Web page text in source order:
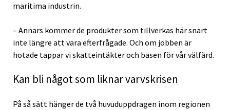
maritima industrin.
– Annars kommer de produkter som tillverkas här snart
inte längre att vara efterfrågade. Och om jobben är
hotade tappar vi skatteintäkter och basen för vår välfärd.
Kan bli något som liknar varvskrisen
På så sätt hänger de två huvuduppdragen inom regionen